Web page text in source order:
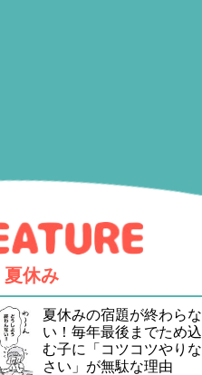
夏休み
夏休みの宿題が終わらな
い！毎年最後までため込
む子に「コツコツやりな
さい」が無駄な理由